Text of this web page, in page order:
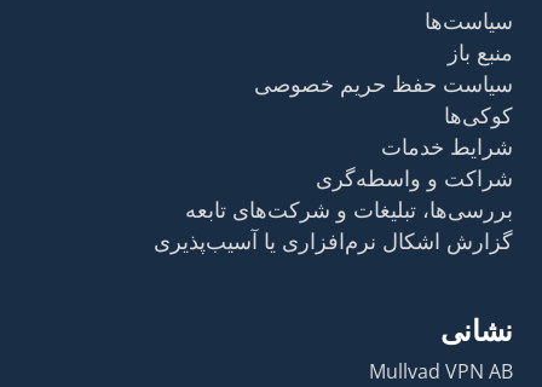
سیاست‌ها
منبع باز
سیاست حفظ حریم خصوصی
کوکی‌ها
شرایط خدمات
شراکت و واسطه‌گری
بررسی‌ها، تبلیغات و شرکت‌های تابعه
گزارش اشکال نرم‌افزاری یا آسیب‌پذیری
نشانی
Mullvad VPN AB